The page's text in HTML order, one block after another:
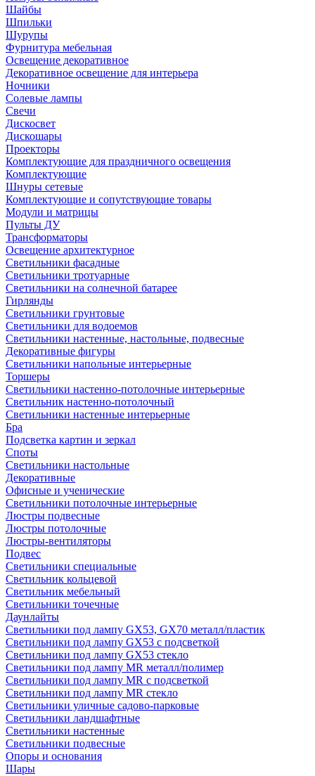
Шайбы
Шпильки
Шурупы
Фурнитура мебельная
Освещение декоративное
Декоративное освещение для интерьера
Ночники
Солевые лампы
Свечи
Дискосвет
Дискошары
Проекторы
Комплектующие для праздничного освещения
Комплектующие
Шнуры сетевые
Комплектующие и сопутствующие товары
Модули и матрицы
Пульты ДУ
Трансформаторы
Освещение архитектурное
Светильники фасадные
Светильники тротуарные
Светильники на солнечной батарее
Гирлянды
Светильники грунтовые
Светильники для водоемов
Светильники настенные, настольные, подвесные
Декоративные фигуры
Светильники напольные интерьерные
Торшеры
Светильники настенно-потолочные интерьерные
Светильник настенно-потолочный
Светильники настенные интерьерные
Бра
Подсветка картин и зеркал
Споты
Светильники настольные
Декоративные
Офисные и ученические
Светильники потолочные интерьерные
Люстры подвесные
Люстры потолочные
Люстры-вентиляторы
Подвес
Светильники специальные
Светильник кольцевой
Светильник мебельный
Светильники точечные
Даунлайты
Светильники под лампу GX53, GX70 металл/пластик
Светильники под лампу GX53 с подсветкой
Светильники под лампу GX53 стекло
Светильники под лампу MR металл/полимер
Светильники под лампу MR с подсветкой
Светильники под лампу MR стекло
Светильники уличные садово-парковые
Светильники ландшафтные
Светильники настенные
Светильники подвесные
Опоры и основания
Шары